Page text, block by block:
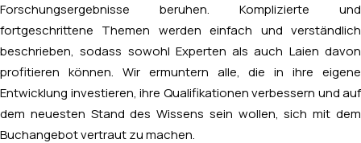
Forschungsergebnisse beruhen. Komplizierte und
fortgeschrittene Themen werden einfach und verständlich
beschrieben, sodass sowohl Experten als auch Laien davon
profitieren können. Wir ermuntern alle, die in ihre eigene
Entwicklung investieren, ihre Qualifikationen verbessern und auf
dem neuesten Stand des Wissens sein wollen, sich mit dem
Buchangebot vertraut zu machen.